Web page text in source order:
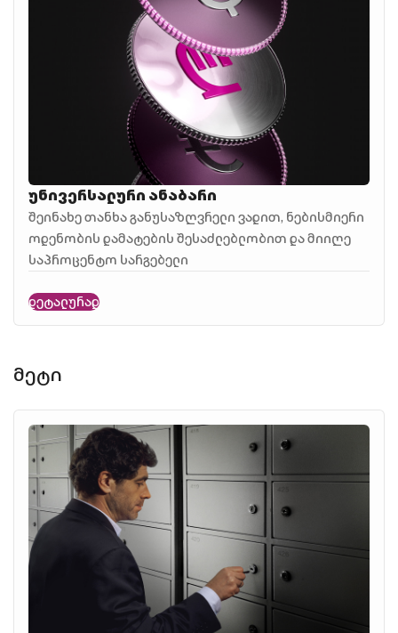
უნივერსალური ანაბარი
შეინახე თანხა განუსაზღვრელი ვადით, ნებისმიერი
ოდენობის დამატების შესაძლებლობით და მიიღე
საპროცენტო სარგებელი
დეტალურად
მეტი